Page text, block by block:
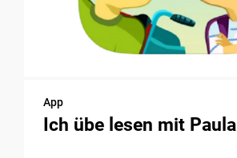
App
Ich übe lesen mit Paula